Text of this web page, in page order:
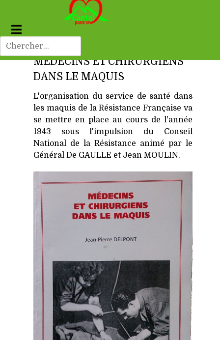
MÉDECINS ET CHIRURGIENS
DANS LE MAQUIS
L'organisation du service de santé dans
les maquis de la Résistance Française va
se mettre en place au cours de l'année
1943 sous l'impulsion du Conseil
National de la Résistance animé par le
Général De GAULLE et Jean MOULIN.